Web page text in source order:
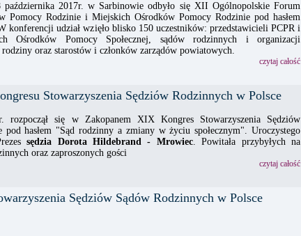
2017r. w Sarbinowie odbyło się XII Ogólnopolskie Forum
Pomocy Rodzinie i Miejskich Ośrodków Pomocy Rodzinie pod hasłem
konferencji udział wzięło blisko 150 uczestników: przedstawicieli PCPR i
Ośrodków Pomocy Społecznej, sądów rodzinnych i organizacji
oraz starostów i członków zarządów powiatowych.
czytaj całość
Stowarzyszenia Sędziów Rodzinnych w Polsce
rozpoczął się w Zakopanem XIX Kongres Stowarzyszenia Sędziów
pod hasłem "Sąd rodzinny a zmiany w życiu społecznym". Uroczystego
sędzia Dorota Hildebrand - Mrowiec. Powitała przybyłych na
oraz zaproszonych gości
czytaj całość
Sędziów Sądów Rodzinnych w Polsce